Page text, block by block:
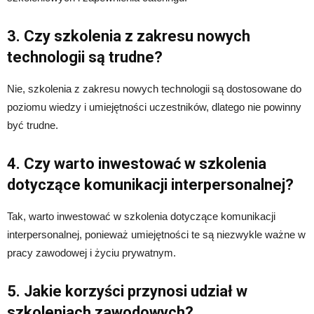
3. Czy szkolenia z zakresu nowych
technologii są trudne?
Nie, szkolenia z zakresu nowych technologii są dostosowane do
poziomu wiedzy i umiejętności uczestników, dlatego nie powinny
być trudne.
4. Czy warto inwestować w szkolenia
dotyczące komunikacji interpersonalnej?
Tak, warto inwestować w szkolenia dotyczące komunikacji
interpersonalnej, ponieważ umiejętności te są niezwykle ważne w
pracy zawodowej i życiu prywatnym.
5. Jakie korzyści przynosi udział w